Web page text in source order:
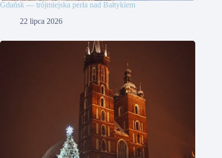
Gdańsk — trójmiejska perła nad Bałtykiem
22 lipca 2026